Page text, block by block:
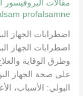
مقالات البروفيسور
profalsamne
اضطرابات الجهاز
اضطرابات الجهاز
وطرق الوقاية
على صحة الجهاز
البولي: الأسباب،